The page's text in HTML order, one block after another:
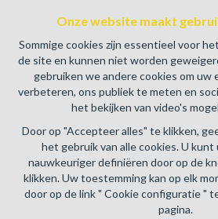
Onze website maakt
Sommige cookies zijn essentieel voor
de site en kunnen niet worden
gebruiken we andere cookies om uw
verbeteren, ons publiek te meten en
het bekijken van video's
Door op "Accepteer alles" te klikken,
het gebruik van alle cookies. U
nauwkeuriger definiëren door op de
klikken. Uw toestemming kan op elk
door op de link " Cookie configuratie "
pagina.
Beroepinstituut van
16B - 1000 Brussel (+32 2 505
www.biv.be-
BA en borgstelling via NV AXA
Brussel (polisnr. 730.390.160)
activiteiten die in België
Algemene gebruiksvoorwaarden
Charter privéleven
Cookie configuratie